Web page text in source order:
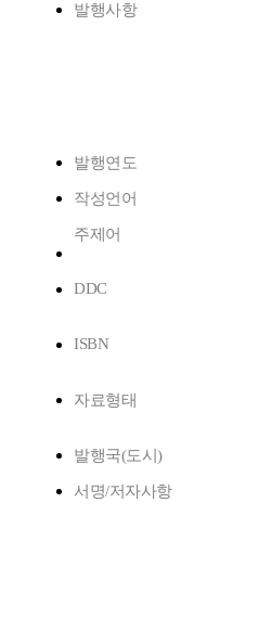
발행사항
발행연도
작성언어
주제어
DDC
ISBN
자료형태
발행국(도시)
서명/저자사항